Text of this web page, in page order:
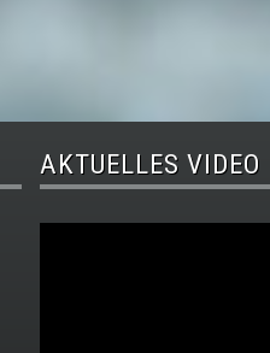
AKTUELLES VIDEO